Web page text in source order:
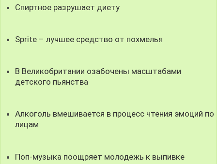
Спиртное разрушает диету
Sprite – лучшее средство от похмелья
В Великобритании озабочены масштабами
детского пьянства
Алкоголь вмешивается в процесс чтения эмоций по
лицам
Поп-музыка поощряет молодежь к выпивке